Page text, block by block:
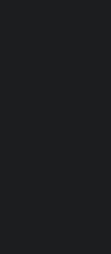
der Terrasse im
vom Rainbow
Beach oder in
findest du
Urlaub am
kurze Video mit
Video! Mehr Videos
den
Malaysia gibt es